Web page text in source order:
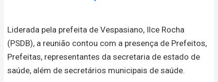
Liderada pela prefeita de Vespasiano, Ilce Rocha
(PSDB), a reunião contou com a presença de Prefeitos,
Prefeitas, representantes da secretaria de estado de
saúde, além de secretários municipais de saúde.